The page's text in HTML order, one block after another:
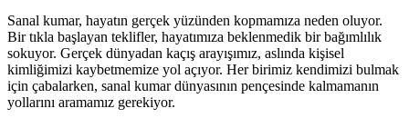
Sanal kumar, hayatın gerçek yüzünden kopmamıza neden oluyor.
Bir tıkla başlayan teklifler, hayatımıza beklenmedik bir bağımlılık
sokuyor. Gerçek dünyadan kaçış arayışımız, aslında kişisel
kimliğimizi kaybetmemize yol açıyor. Her birimiz kendimizi bulmak
için çabalarken, sanal kumar dünyasının pençesinde kalmamanın
yollarını aramamız gerekiyor.